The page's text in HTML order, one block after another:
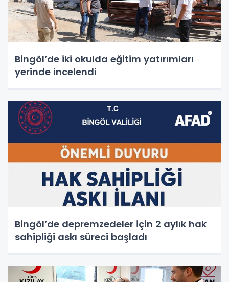
Bingöl’de iki okulda eğitim yatırımları
yerinde incelendi
Bingöl’de depremzedeler için 2 aylık hak
sahipliği askı süreci başladı